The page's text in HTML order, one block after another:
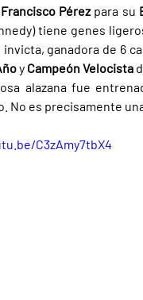
Francisco Pérez para su
tiene genes
invicta, ganadora de 6
y Campeón Velocista
alazana fue
No es precisamente una
C3zAmy7tbX4